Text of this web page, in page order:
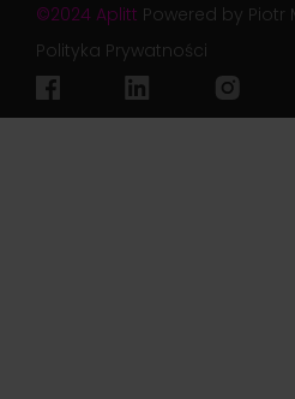
©2024 Aplitt Powered by Piotr
Polityka Prywatności